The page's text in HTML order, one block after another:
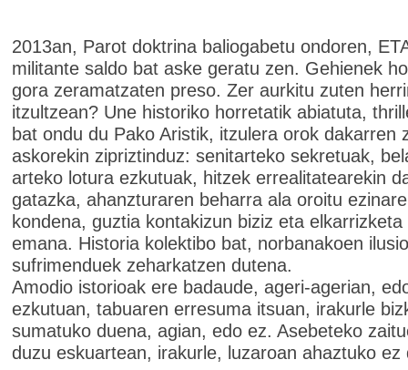
2013an, Parot doktrina baliogabetu ondoren,
militante saldo bat aske geratu zen. Gehienek
gora zeramatzaten preso. Zer aurkitu zuten
itzultzean? Une historiko horretatik abiatuta,
bat ondu du Pako Aristik, itzulera orok dakarren
askorekin zipriztinduz: senitarteko sekretuak,
arteko lotura ezkutuak, hitzek errealitatearekin
gatazka, ahanzturaren beharra ala oroitu
kondena, guztia kontakizun biziz eta
emana. Historia kolektibo bat, norbanakoen
sufrimenduek zeharkatzen dutena.
Amodio istorioak ere badaude, ageri-agerian,
ezkutuan, tabuaren erresuma itsuan, irakurle
sumatuko duena, agian, edo ez. Asebeteko
duzu eskuartean, irakurle, luzaroan ahaztuko ez